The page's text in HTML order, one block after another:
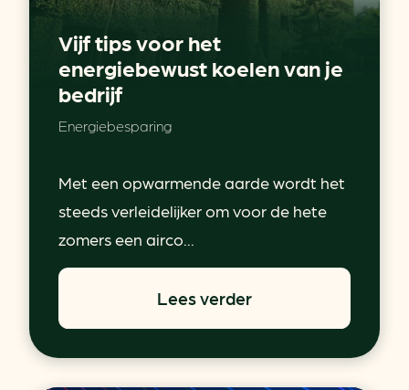
Vijf tips voor het
energiebewust koelen van je
bedrijf
Energiebesparing
Met een opwarmende aarde wordt het
steeds verleidelijker om voor de hete
zomers een airco...
Lees verder